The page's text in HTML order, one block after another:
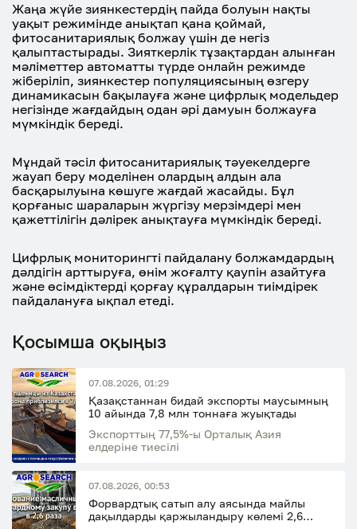
Жаңа жүйе зиянкестердің пайда болуын нақты
уақыт режимінде анықтап қана қоймай,
фитосанитариялық болжау үшін де негіз
қалыптастырады. Зияткерлік тұзақтардан алынған
мәліметтер автоматты түрде онлайн режимде
жіберіліп, зиянкестер популяциясының өзгеру
динамикасын бақылауға және цифрлық модельдер
негізінде жағдайдың одан әрі дамуын болжауға
мүмкіндік береді.
Мұндай тәсіл фитосанитариялық тәуекелдерге
жауап беру моделінен олардың алдын ала
басқарылуына көшуге жағдай жасайды. Бұл
қорғаныс шараларын жүргізу мерзімдері мен
қажеттілігін дәлірек анықтауға мүмкіндік береді.
Цифрлық мониторингті пайдалану болжамдардың
дәлдігін арттыруға, өнім жоғалту қаупін азайтуға
және өсімдіктерді қорғау құралдарын тиімдірек
пайдалануға ықпал етеді.
Қосымша оқыңыз
07.08.2026, 01:29
Қазақстаннан бидай экспорты маусымның
10 айында 7,8 млн тоннаға жуықтады
Экспорттың 77,5%-ы Орталық Азия
елдеріне тиесілі
07.08.2026, 00:53
Форвардтық сатып алу аясында майлы
дақылдарды қаржыландыру көлемі 2,6